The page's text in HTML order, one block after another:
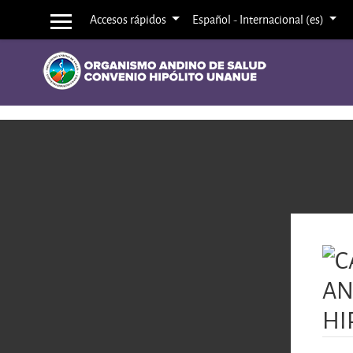
Panel lateralAccesos rápidos Español - Internacional ‎(es)‎